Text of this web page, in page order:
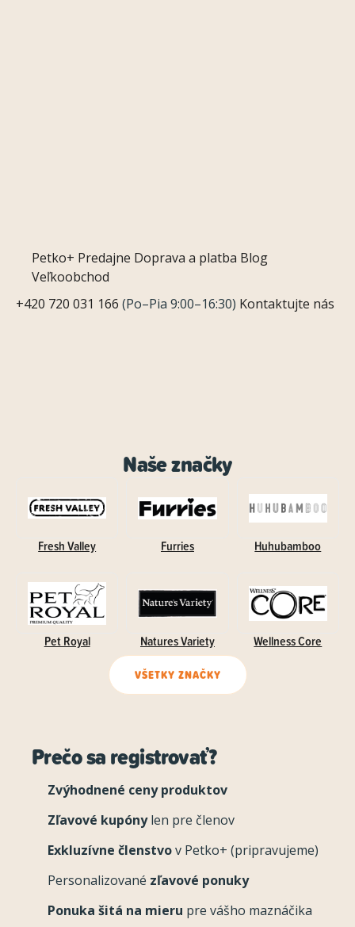
Petko+ Predajne Doprava a platba Blog
Veľkoobchod
+420 720 031 166 (Po–Pia 9:00–16:30) Kontaktujte nás
Naše značky
Fresh Valley Furries Huhubamboo
Pet Royal Natures Variety Wellness Core
VŠETKY ZNAČKY
Prečo sa registrovať?
Zvýhodnené ceny produktov
Zľavové kupónylen pre členov
Exkluzívne členstvov Petko+ (pripravujeme)
Personalizované zľavové ponuky
Ponuka šitá na mieru pre vášho maznáčika